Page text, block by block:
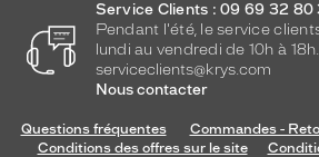
Service Clients : 09 69 32 80
Pendant l'été, le service
lundi au vendredi de 10h à 18h.
serviceclients@krys.com
Nous contacter
Questions fréquentes
Commandes -
Conditions des offres sur le site